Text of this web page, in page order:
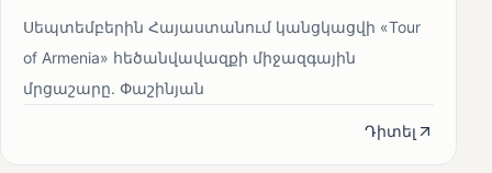
Սեպտեմբերին Հայաստանում կանցկացվի «Tour
of Armenia» հեծանվավազքի միջազգային
մրցաշարը. Փաշինյան
Դիտել